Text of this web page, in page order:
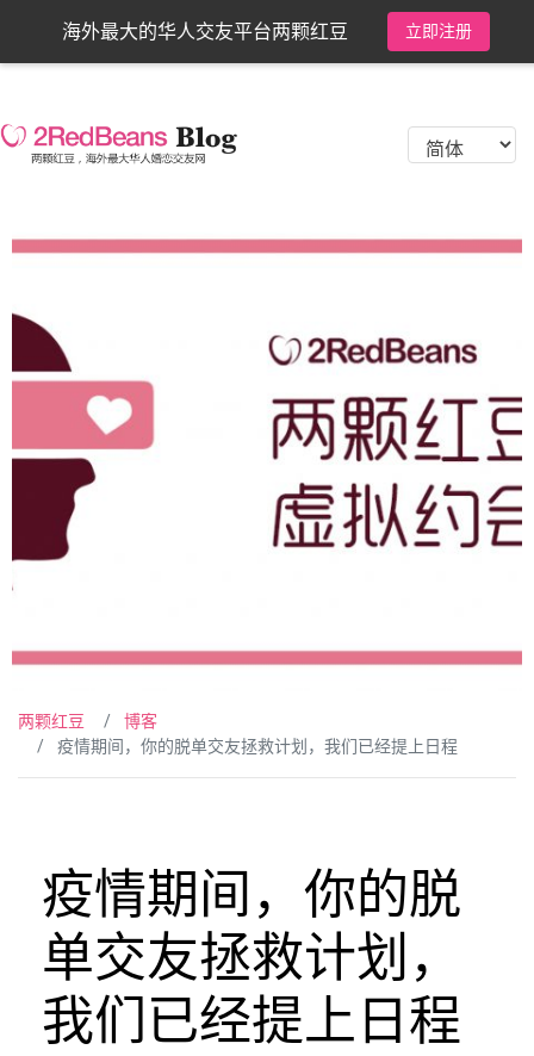
海外最大的华人交友平台两颗红豆 立即注册
两颗红豆
博客
疫情期间，你的脱单交友拯救计划，我们已经提上日程
疫情期间，你的脱
单交友拯救计划，
我们已经提上日程